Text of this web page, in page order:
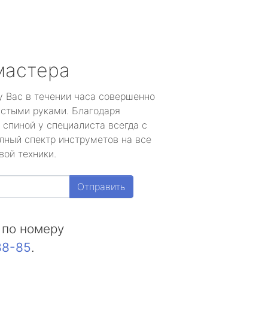
Вас в течении часа совершенно
руками. Благодаря
у специалиста всегда с
спектр инструметов на все
техники.
Отправить
номеру
85.